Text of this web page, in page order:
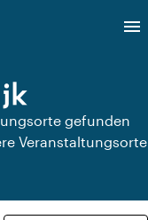
menu
gefunden
Veranstaltungsorte